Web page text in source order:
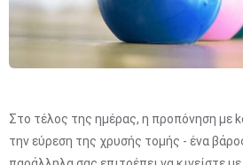
Στο τέλος της ημέρας, η προπόνηση με
την εύρεση της χρυσής τομής - ένα